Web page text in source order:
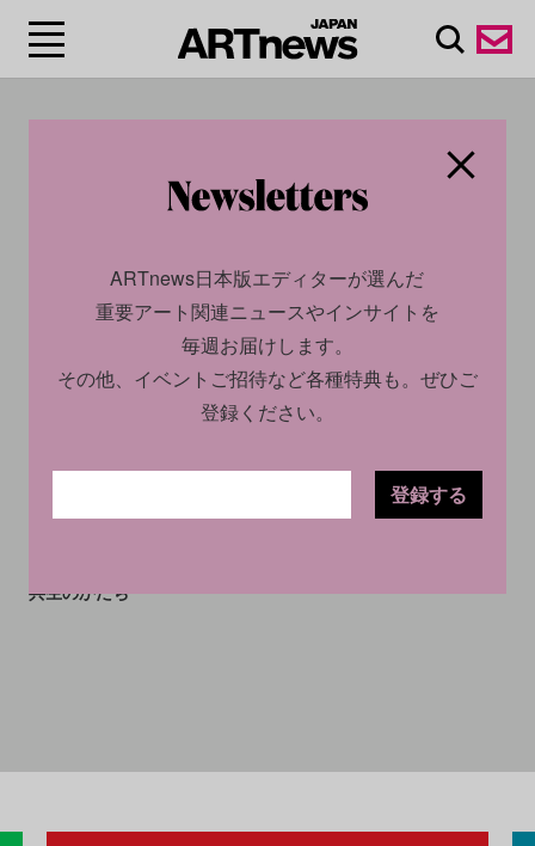
2026.06.17
「あなたと、すべてととも
共生のかたち
ARTnews日本版エディターが選んだ
重要アート関連ニュースやインサイトを
毎週お届けします。
その他、イベントご招待など各種特典も。ぜひご
登録ください。
登録する